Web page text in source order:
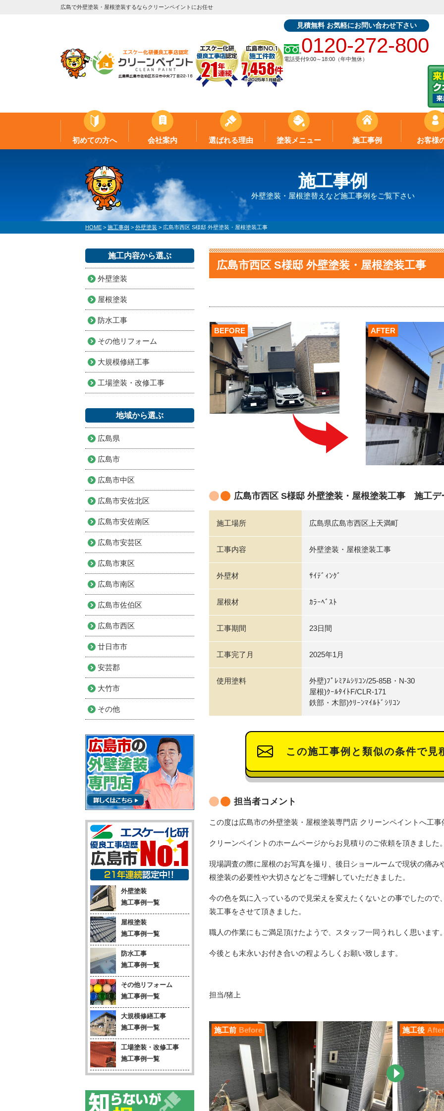
広島で外壁塗装・屋根塗装するならクリーンペイントにお任せ
見積無料 お気軽にお問い合わせ下さい
0120-272-800
電話受付9:00～18:00（年中無休）
初めての方へ 会社案内 選ばれる理由 塗装メニュー 施工事例 お客様
施工事例
外壁塗装・屋根塗替えなど施工事例をご覧下さい
HOME > 施工事例 > 外壁塗装 > 広島市西区 S様邸 外壁塗装・屋根塗装工事
広島市西区 S様邸 外壁塗装・屋根塗装工事
AFTER
BEFORE
広島市西区 S様邸 外壁塗装・屋根塗装工事 施工デ
施工場所 広島県広島市西区上天満町
工事内容 外壁塗装・屋根塗装工事
外壁材 ｻｲﾃﾞｨﾝｸﾞ
屋根材 ｶﾗｰﾍﾞｽﾄ
工事期間 23日間
工事完了月 2025年1月
使用塗料
外壁)ﾌﾟﾚﾐｱﾑｼﾘｺﾝ/25-85B・N-30
屋根)ｸｰﾙﾀｲﾄF/CLR-171
鉄部・木部)ｸﾘｰﾝﾏｲﾙﾄﾞｼﾘｺﾝ
この施工事例と類似の条件で見
担当者コメント
この度は広島市の外壁塗装・屋根塗装専門店 クリーンペイントへ工
クリーンペイントのホームページからお見積りのご依頼を頂きました
現場調査の際に屋根のお写真を撮り、後日ショールームで現状の痛
根塗装の必要性や大切さなどをご理解していただきました。
今の色を気に入っているので見栄えを変えたくないとの事でしたの
装工事をさせて頂きました。
職人の作業にもご満足頂けたようで、スタッフ一同うれしく思います
今後とも末永いお付き合いの程よろしくお願い致します。
担当/猪上
施工前 Before 施工後 After
施工内容から選ぶ
外壁塗装
屋根塗装
防水工事
その他リフォーム
大規模修繕工事
工場塗装・改修工事
地域から選ぶ
広島県
広島市
広島市中区
広島市安佐北区
広島市安佐南区
広島市安芸区
広島市東区
広島市南区
広島市佐伯区
広島市西区
廿日市市
安芸郡
大竹市
その他
外壁塗装
施工事例一覧
屋根塗装
施工事例一覧
防水工事
施工事例一覧
その他リフォーム
施工事例一覧
大規模修繕工事
施工事例一覧
工場塗装・改修工事
施工事例一覧